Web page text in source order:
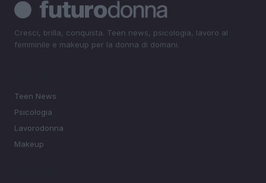
Cresci, brilla, conquista. Teen news, psicologia, lavoro al
femminile e makeup per la donna di domani.
Teen News
Psicologia
Lavorodonna
Makeup